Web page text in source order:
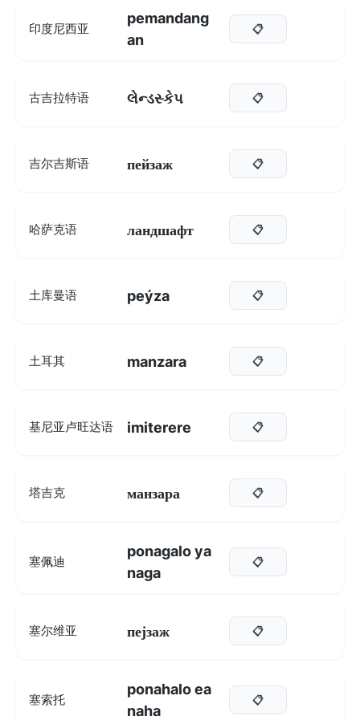
印度尼西亚
pemandang
an
📋
古吉拉特语 લેન્ડસ્કેપ 📋
吉尔吉斯语 пейзаж 📋
哈萨克语 ландшафт 📋
土库曼语 peýza 📋
土耳其 manzara 📋
基尼亚卢旺达语 imiterere 📋
塔吉克 манзара 📋
塞佩迪
ponagalo ya
naga
📋
塞尔维亚 пејзаж 📋
塞索托
ponahalo ea
naha
📋